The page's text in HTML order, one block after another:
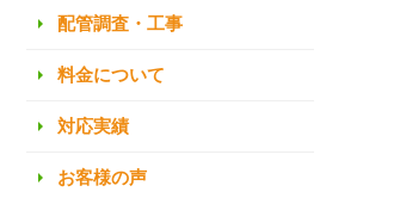
配管調査・工事
料金について
対応実績
お客様の声